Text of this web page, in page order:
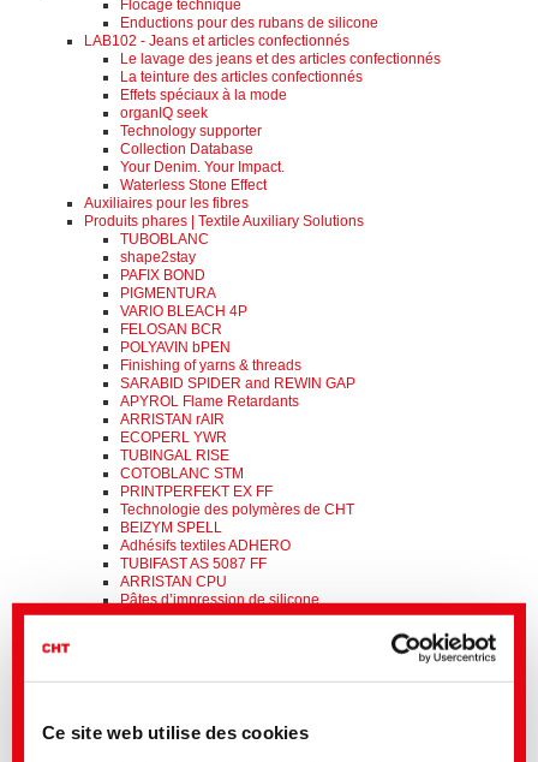
Ce site web utilise des cookies
Flocage technique
Enductions pour des rubans de silicone
LAB102 - Jeans et articles confectionnés
Le lavage des jeans et des articles confectionnés
La teinture des articles confectionnés
Effets spéciaux à la mode
organIQ seek
Technology supporter
Collection Database
Your Denim. Your Impact.
Waterless Stone Effect
Auxiliaires pour les fibres
Produits phares | Textile Auxiliary Solutions
TUBOBLANC
shape2stay
PAFIX BOND
PIGMENTURA
VARIO BLEACH 4P
FELOSAN BCR
POLYAVIN bPEN
Finishing of yarns & threads
SARABID SPIDER and REWIN GAP
APYROL Flame Retardants
ARRISTAN rAIR
ECOPERL YWR
TUBINGAL RISE
COTOBLANC STM
PRINTPERFEKT EX FF
Technologie des polymères de CHT
BEIZYM SPELL
Adhésifs textiles ADHERO
TUBIFAST AS 5087 FF
ARRISTAN CPU
Pâtes d’impression de silicone
COTOBLANC SEL
BEZAKTIV FX
BEZAKTIV HP